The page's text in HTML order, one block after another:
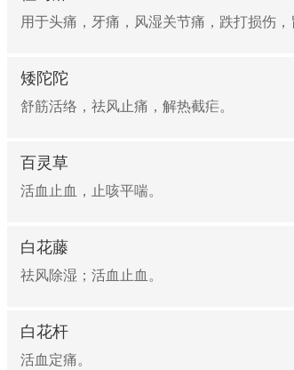
用于头痛，牙痛，风湿关节痛，跌打损伤，
矮陀陀
舒筋活络，祛风止痛，解热截疟。
百灵草
活血止血，止咳平喘。
白花藤
祛风除湿；活血止血。
白花杆
活血定痛。